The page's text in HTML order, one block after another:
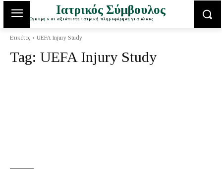
Ιατρικός Σύμβουλος
Έγκυρη και αξιόπιστη ιατρική πληροφόρηση για όλους
Ετικέτες UEFA Injury Study
Tag: UEFA Injury Study